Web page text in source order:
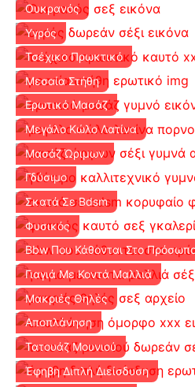
Ουκρανός
Υγρός
Τσέχικο Πρωκτικό
Μεσαία Στήθη
Ερωτικό Μασάζ
Μεγάλο Κώλο Λατίνα
Μασάζ Ώριμων
Γδύσιμο
Σκατά Σε Bdsm
Φυσικός
Bbw Που Κάθονται Στο
Γιαγιά Με Κοντά Μαλλιά
Μακριές Θηλές
Αποπλάνηση
Τατουάζ Μουνιού
Έφηβη Διπλή Διείσδυση